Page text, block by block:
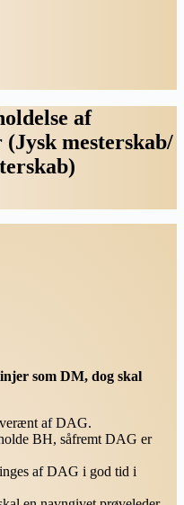
af
(Jysk mesterskab/
som DM, dog skal
af DAG.
BH, såfremt DAG er
af DAG i god tid i